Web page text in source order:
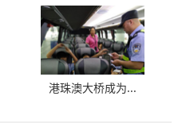
港珠澳大桥成为...